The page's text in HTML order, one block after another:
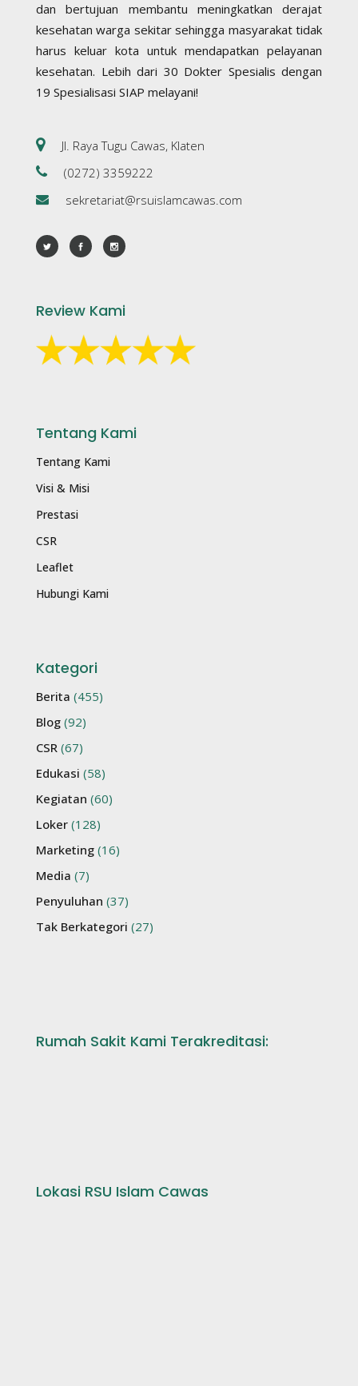
dan bertujuan membantu meningkatkan derajat
kesehatan warga sekitar sehingga masyarakat tidak
harus keluar kota untuk mendapatkan pelayanan
kesehatan. Lebih dari 30 Dokter Spesialis dengan
19 Spesialisasi SIAP melayani!
Jl. Raya Tugu Cawas, Klaten
(0272) 3359222
sekretariat@rsuislamcawas.com
Review Kami
Tentang Kami
Tentang Kami
Visi & Misi
Prestasi
CSR
Leaflet
Hubungi Kami
Kategori
Berita (455)
Blog (92)
CSR (67)
Edukasi (58)
Kegiatan (60)
Loker (128)
Marketing (16)
Media (7)
Penyuluhan (37)
Tak Berkategori (27)
Rumah Sakit Kami Terakreditasi:
Lokasi RSU Islam Cawas